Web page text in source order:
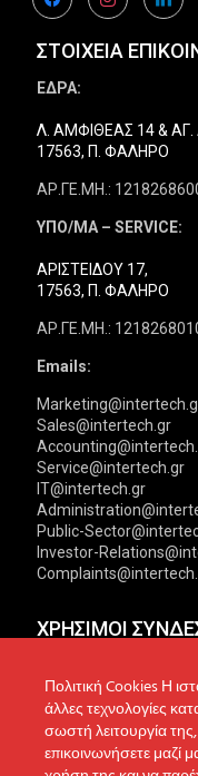
ΣΤΟΙΧΕΙΑ
ΕΔΡΑ:
Λ. ΑΜΦΙΘΕΑΣ 14 &
17563, Π. ΦΑΛΗΡΟ
ΑΡ.ΓΕ.ΜΗ.:
ΥΠΟ/ΜΑ – SERVICE:
ΑΡΙΣΤΕΙΔΟΥ 17,
17563, Π. ΦΑΛΗΡΟ
ΑΡ.ΓΕ.ΜΗ.:
Emails:
Sales@intertech.gr
Service@intertech.gr
IT@intertech.gr
Public-
Investor-
ΧΡΗΣΙΜΟΙ
Αντιπροσωπείες
Δίκτυο
Τεχνική υποστήριξη
Πολιτική Cookies Η
άλλες τεχνολογίες
σωστή λειτουργία
επικοινωνήσετε μαζί